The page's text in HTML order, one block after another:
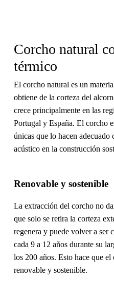
Corcho natural
térmico
El corcho natural es un
obtiene de la corteza del
crece principalmente en las
Portugal y España. El corcho
únicas que lo hacen
acústico en la construcción
Renovable y sostenible
La extracción del corcho no
que solo se retira la corteza
regenera y puede volver a ser
cada 9 a 12 años durante su
los 200 años. Esto hace que el
renovable y sostenible.